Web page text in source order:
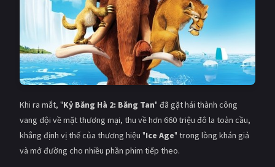
Khi ra mắt, "Kỷ Băng Hà 2: Băng Tan" đã gặt hái thành công
vang dội về mặt thương mại, thu về hơn 660 triệu đô la toàn cầu,
khẳng định vị thế của thương hiệu "Ice Age" trong lòng khán giả
và mở đường cho nhiều phần phim tiếp theo.